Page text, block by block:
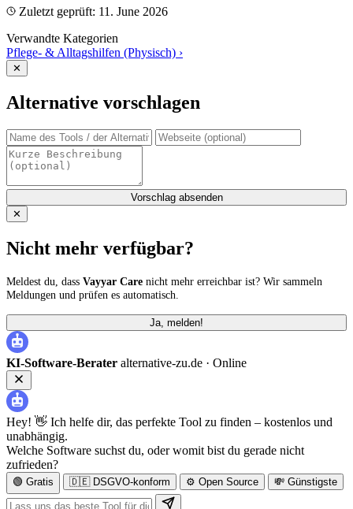
Zuletzt geprüft: 11. June 2026
Verwandte Kategorien
Pflege- & Alltagshilfen (Physisch) ›
✕
Alternative vorschlagen
Vorschlag absenden
✕
Nicht mehr verfügbar?
Meldest du, dass Vayyar Care nicht mehr erreichbar ist? Wir sammeln
Meldungen und prüfen es automatisch.
Ja, melden!
KI-Software-Berater alternative-zu.de · Online
Hey! 👋 Ich helfe dir, das perfekte Tool zu finden – kostenlos und
unabhängig.
Welche Software suchst du, oder womit bist du gerade nicht
zufrieden?
🟢 Gratis 🇩🇪 DSGVO-konform ⚙️ Open Source 💸 Günstigste